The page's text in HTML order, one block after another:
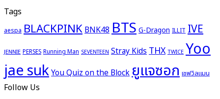
Tags
aespa BLACKPINKBNK48BTSG-Dragon ILLIT IVE
JENNIE PERSES Running Man SEVENTEEN Stray KidsTHX TWICE Yoo
jae sukYou Quiz on the Blockยูแจซอก เชฟวิลแมน
Follow Us